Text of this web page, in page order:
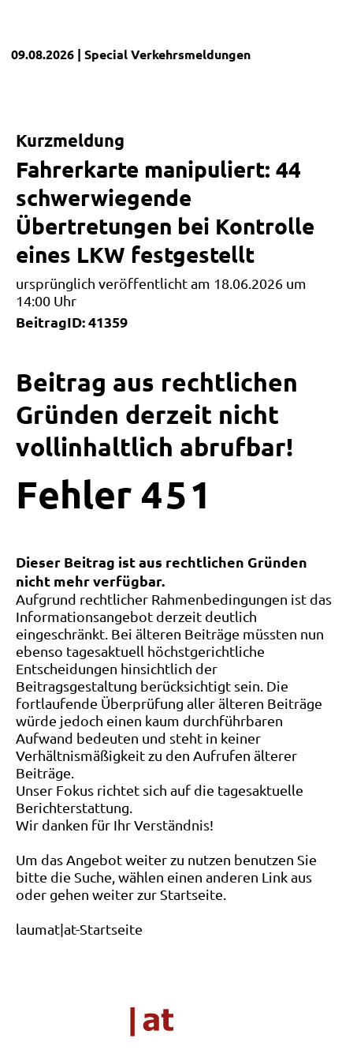
09.08.2026 | SpecialVerkehrsmeldungen
Kurzmeldung
Fahrerkarte manipuliert: 44
schwerwiegende
Übertretungen bei Kontrolle
eines LKW festgestellt
ursprünglich veröffentlicht am 18.06.2026 um
14:00 Uhr
BeitragID: 41359
Beitrag aus rechtlichen
Gründen derzeit nicht
vollinhaltlich abrufbar!
Fehler 4 5 1
Dieser Beitrag ist aus rechtlichen Gründen
nicht mehr verfügbar.
Aufgrund rechtlicher Rahmenbedingungen ist das
Informationsangebot derzeit deutlich
eingeschränkt. Bei älteren Beiträge müssten nun
ebenso tagesaktuell höchstgerichtliche
Entscheidungen hinsichtlich der
Beitragsgestaltung berücksichtigt sein. Die
fortlaufende Überprüfung aller älteren Beiträge
würde jedoch einen kaum durchführbaren
Aufwand bedeuten und steht in keiner
Verhältnismäßigkeit zu den Aufrufen älterer
Beiträge.
Unser Fokus richtet sich auf die tagesaktuelle
Berichterstattung.
Wir danken für Ihr Verständnis!
Um das Angebot weiter zu nutzen benutzen Sie
bitte die Suche, wählen einen anderen Link aus
oder gehen weiter zur Startseite.
laumat|at-Startseite